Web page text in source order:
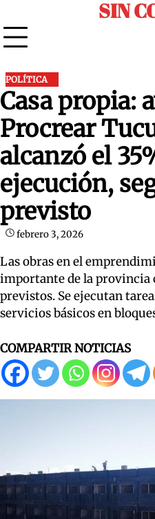
to
content
SIN
POLÍTICA
Casa propia:
Procrear
alcanzó el
ejecución,
previsto
febrero 3, 2026
Las obras en el
importante de la provincia
previstos. Se ejecutan
servicios básicos en
COMPARTIR NOTICIAS